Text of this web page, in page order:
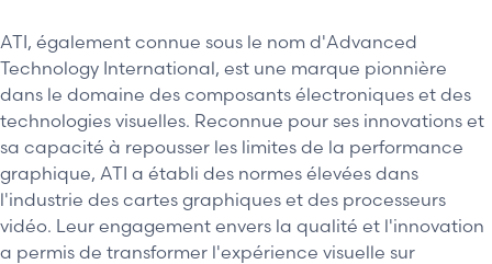
ATI, également connue sous le nom d'Advanced
Technology International, est une marque pionnière
dans le domaine des composants électroniques et des
technologies visuelles. Reconnue pour ses innovations et
sa capacité à repousser les limites de la performance
graphique, ATI a établi des normes élevées dans
l'industrie des cartes graphiques et des processeurs
vidéo. Leur engagement envers la qualité et l'innovation
a permis de transformer l'expérience visuelle sur